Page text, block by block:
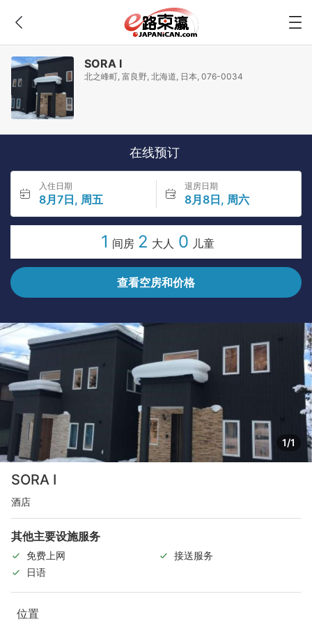
SORA I
北之峰町, 富良野, 北海道, 日本, 076-0034
在线预订
入住日期
8月7日, 周五
退房日期
8月8日, 周六
1 间房 2 大人 0 儿童
查看空房和价格
1/1
SORA I
酒店
其他主要设施服务
免费上网
接送服务
日语
位置